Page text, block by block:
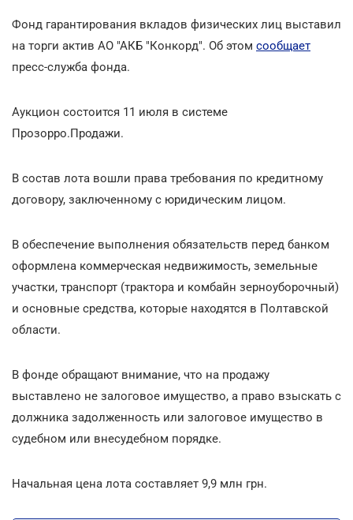
Фонд гарантирования вкладов физических лиц выставил
на торги актив АО "АКБ "Конкорд". Об этом сообщает
пресс-служба фонда.
Аукцион состоится 11 июля в системе
Прозорро.Продажи.
В состав лота вошли права требования по кредитному
договору, заключенному с юридическим лицом.
В обеспечение выполнения обязательств перед банком
оформлена коммерческая недвижимость, земельные
участки, транспорт (трактора и комбайн зерноуборочный)
и основные средства, которые находятся в Полтавской
области.
В фонде обращают внимание, что на продажу
выставлено не залоговое имущество, а право взыскать с
должника задолженность или залоговое имущество в
судебном или внесудебном порядке.
Начальная цена лота составляет 9,9 млн грн.